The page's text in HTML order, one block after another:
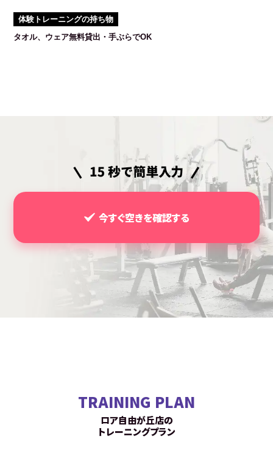
体験トレーニングの持ち物
タオル、ウェア無料貸出・手ぶらでOK
今すぐ空きを確認する
TRAINING PLAN
ロア自由が丘店の
トレーニングプラン